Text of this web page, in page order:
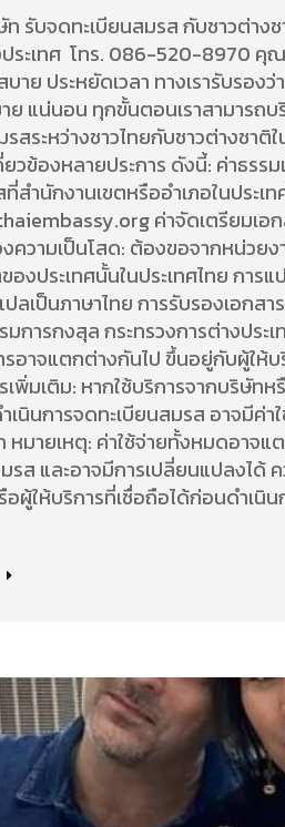
รับจดทะเบียนสมรส กับชาวต่าง
ระเทศ โทร. 086-520-8970 คุ
บาย ประหยัดเวลา ทางเรารับรอ
แน่นอน ทุกขั้นตอนเราสามารถบ
สระหว่างชาวไทยกับชาวต่างชาติ
ยวข้องหลายประการ ดังนี้: ค่าธรร
สำนักงานเขตหรืออำเภอในประเ
ค่าจัดเตรียมเอ
ความเป็นโสด: ต้องขอจากหน่วยง
งประเทศนั้นในประเทศไทย การแ
ลเป็นภาษาไทย การรับรองเอกส
การกงสุล กระทรวงการต่างประ
รอาจแตกต่างกันไป ขึ้นอยู่กับผู้ให้
เพิ่มเติม: หากใช้บริการจากบริษัท
เนินการจดทะเบียนสมรส อาจมีค่
หมายเหตุ: ค่าใช้จ่ายทั้งหมดอาจ
รส และอาจมีการเปลี่ยนแปลงได้
ผู้ให้บริการที่เชื่อถือได้ก่อนดำเนิน